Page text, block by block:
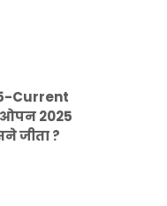
Current
ओपन 2025
जीता ?